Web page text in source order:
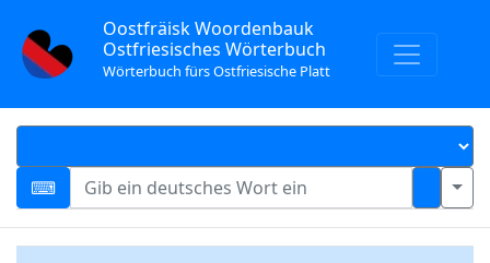
Oostfräisk Woordenbauk
Ostfriesisches Wörterbuch
Wörterbuch fürs Ostfriesische Platt